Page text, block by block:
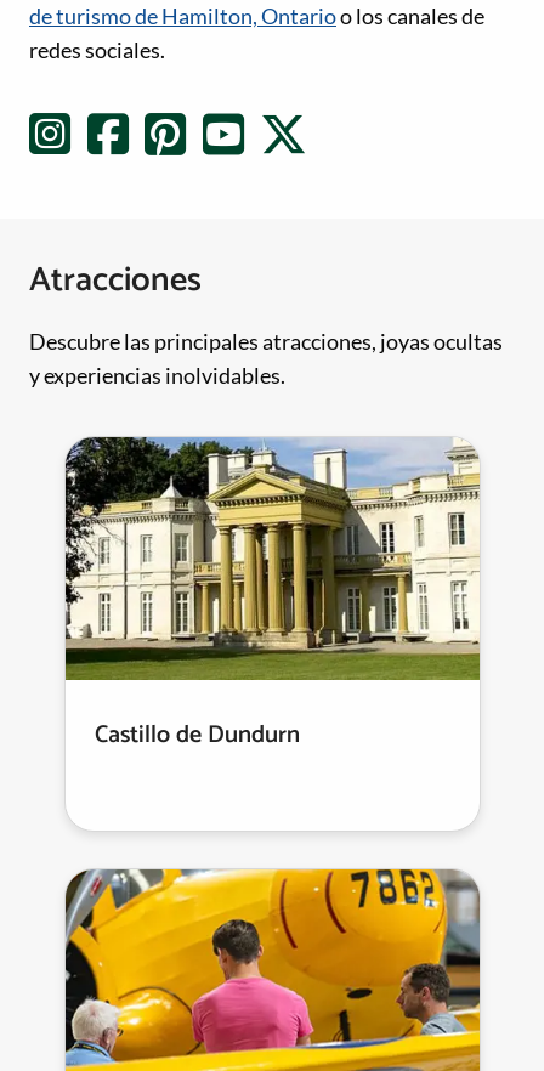
de turismo de Hamilton, Ontarioo los canales de
redes sociales.
Atracciones
Descubre las principales atracciones, joyas ocultas
y experiencias inolvidables.
Castillo de Dundurn